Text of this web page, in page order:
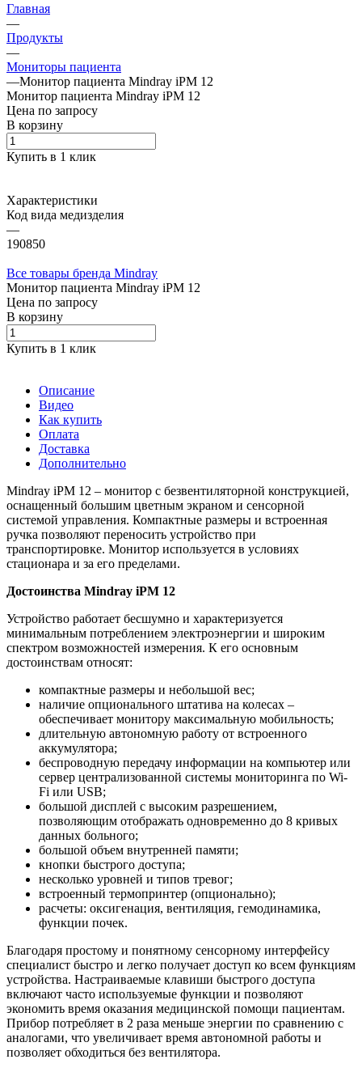
Главная
—
Продукты
—
Мониторы пациента
—Монитор пациента Mindray iPM 12
Монитор пациента Mindray iPM 12
Цена по запросу
В корзину
Купить в 1 клик
Характеристики
Код вида медизделия
—
190850
Все товары бренда Mindray
Монитор пациента Mindray iPM 12
Цена по запросу
В корзину
Купить в 1 клик
Описание
Видео
Как купить
Оплата
Доставка
Дополнительно
Mindray iPM 12 – монитор с безвентиляторной конструкцией,
оснащенный большим цветным экраном и сенсорной
системой управления. Компактные размеры и встроенная
ручка позволяют переносить устройство при
транспортировке. Монитор используется в условиях
стационара и за его пределами.
Достоинства Mindray iPM 12
Устройство работает бесшумно и характеризуется
минимальным потреблением электроэнергии и широким
спектром возможностей измерения. К его основным
достоинствам относят:
компактные размеры и небольшой вес;
наличие опционального штатива на колесах –
обеспечивает монитору максимальную мобильность;
длительную автономную работу от встроенного
аккумулятора;
беспроводную передачу информации на компьютер или
сервер централизованной системы мониторинга по Wi-
Fi или USB;
большой дисплей с высоким разрешением,
позволяющим отображать одновременно до 8 кривых
данных больного;
большой объем внутренней памяти;
кнопки быстрого доступа;
несколько уровней и типов тревог;
встроенный термопринтер (опционально);
расчеты: оксигенация, вентиляция, гемодинамика,
функции почек.
Благодаря простому и понятному сенсорному интерфейсу
специалист быстро и легко получает доступ ко всем функциям
устройства. Настраиваемые клавиши быстрого доступа
включают часто используемые функции и позволяют
экономить время оказания медицинской помощи пациентам.
Прибор потребляет в 2 раза меньше энергии по сравнению с
аналогами, что увеличивает время автономной работы и
позволяет обходиться без вентилятора.